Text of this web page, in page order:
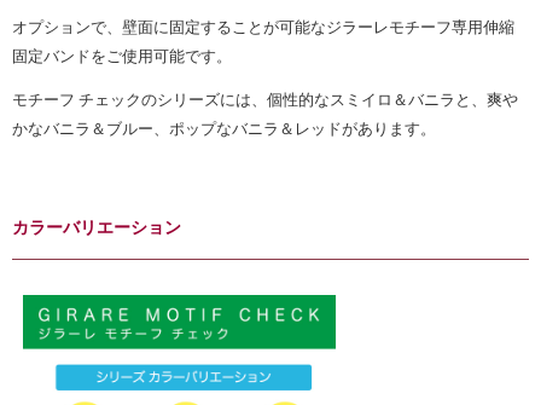
オプションで、壁面に固定することが可能なジラーレモチーフ専用伸縮
固定バンドをご使用可能です。
モチーフ チェックのシリーズには、個性的なスミイロ＆バニラと、爽や
かなバニラ＆ブルー、ポップなバニラ＆レッドがあります。
カラーバリエーション